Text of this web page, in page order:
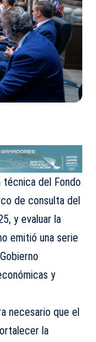
técnica del Fondo
de consulta del
y evaluar la
emitió una serie
y
necesario que el
la